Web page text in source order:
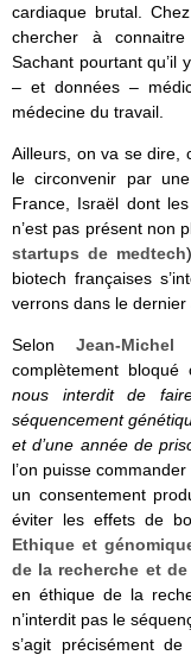
cardiaque brutal.
chercher à
Sachant pourtant qu’il
– et données –
médecine du travail.
Ailleurs, on va se dire,
le circonvenir par
France, Israël dont
n’est pas présent non
startups de medtech
biotech françaises
verrons dans le dernier
SelonJean-Michel
complètement bloqué
nous interdit de
séquencement
et d’une année de
l’on puisse
un consentement
éviter les effets de
Ethique et
de la recherche et de
en éthique de la
n’interdit pas le
s’agit précisément de